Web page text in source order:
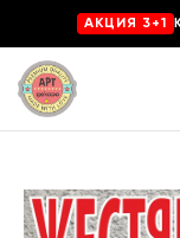
AKЦИЯ 3+1